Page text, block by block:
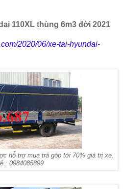
110XL thùng 6m3 đời 2021
2020/06/xe-tai-hyundai-
hỗ trợ mua trả góp tới 70% giá trị xe.
: 0984085899